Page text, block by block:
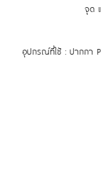
จุด
อุปกรณ์ที่ใช้ : ปากกา